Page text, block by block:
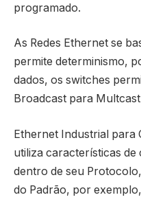
programado.
As Redes Ethernet se
permite determinismo,
dados, os switches
Broadcast para
Ethernet Industrial para
utiliza características
dentro de seu
do Padrão, por